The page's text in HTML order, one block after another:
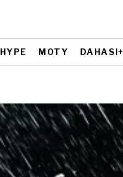
HYPE MOTY DAHASI+